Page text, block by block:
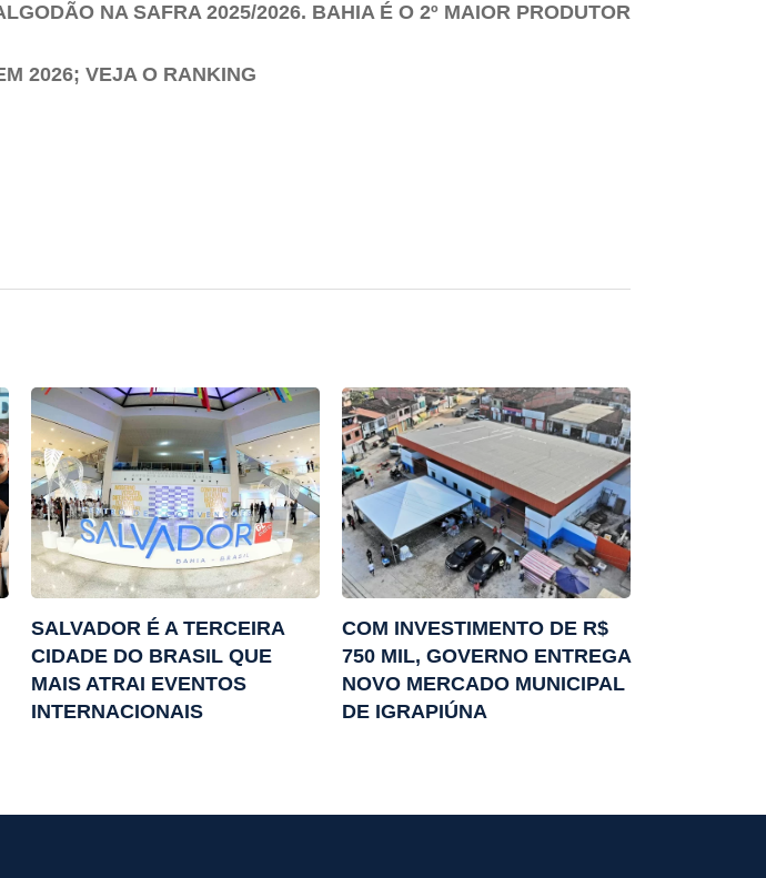
NA SAFRA 2025/2026. BAHIA É O 2º MAIOR PRODUTOR
2026; VEJA O RANKING
SALVADOR É A TERCEIRA
CIDADE DO BRASIL QUE
MAIS ATRAI EVENTOS
INTERNACIONAIS
COM INVESTIMENTO DE R$
750 MIL, GOVERNO ENTREGA
NOVO MERCADO MUNICIPAL
DE IGRAPIÚNA